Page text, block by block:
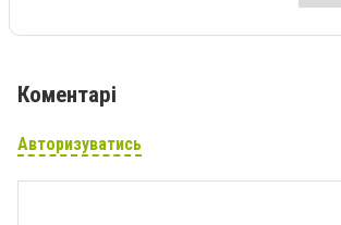
Коментарі
Авторизуватись